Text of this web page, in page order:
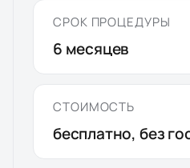
СРОК ПРОЦЕДУРЫ
6 месяцев
СТОИМОСТЬ
бесплатно, без